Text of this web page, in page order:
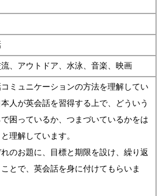
、アウトドア、水泳、音楽、映画
ミュニケーションの方法を理解してい
人が英会話を習得する上で、どういう
で困っているか、つまづいているかをは
理解しています。
のお題に、目標と期限を設け、繰り返
ことで、英会話を身に付けてもらいま